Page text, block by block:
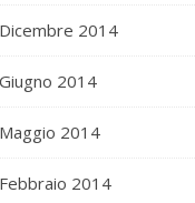
Dicembre 2014
Giugno 2014
Maggio 2014
Febbraio 2014